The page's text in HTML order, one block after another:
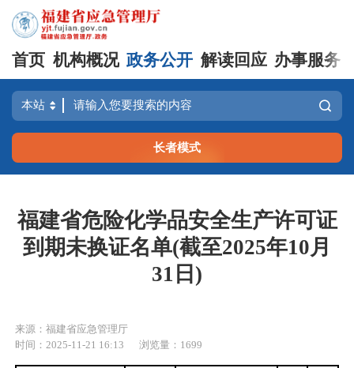
首页 机构概况 政务公开 解读回应 办事服务
长者模式
福建省危险化学品安全生产许可证
到期未换证名单(截至2025年10月
31日)
来源：福建省应急管理厅
时间：2025-11-21 16:13
浏览量：1699